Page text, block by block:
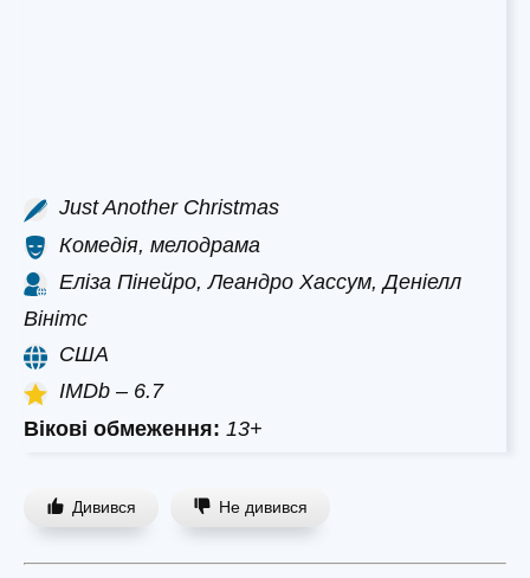
Just Another Christmas
Комедія, мелодрама
Еліза Пінейро, Леандро Хассум, Деніелл
Вінітс
США
IMDb – 6.7
Вікові обмеження: 13+
Дивився Не дивився